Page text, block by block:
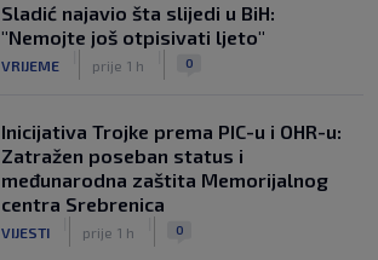
Sladić najavio šta slijedi u BiH:
"Nemojte još otpisivati ljeto"
VRIJEME prije 1 h 0
Inicijativa Trojke prema PIC-u i OHR-u:
Zatražen poseban status i
međunarodna zaštita Memorijalnog
centra Srebrenica
VIJESTI prije 1 h 0